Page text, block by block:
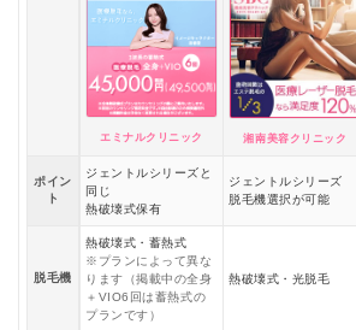
エミナルクリニック 湘南美容クリニック
ポイン
ト
ジェントルシリーズと
同じ
熱破壊式保有
ジェントルシリーズ
脱毛機選択が可能
脱毛機
熱破壊式・蓄熱式
※プランによって異な
ります（掲載中の全身
＋VIO6回は蓄熱式の
プランです）
熱破壊式・光脱毛